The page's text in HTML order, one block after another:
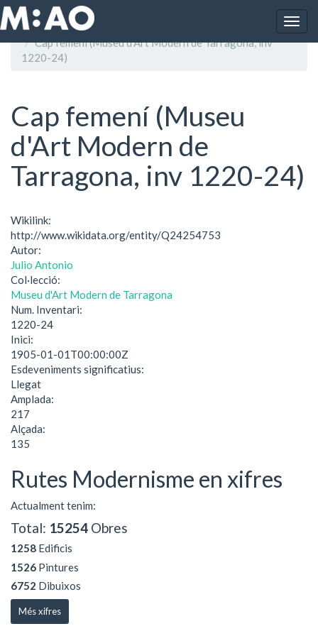
Vés al contingut
Inici
Cap femení (Museu d'Art Modern de Tarragona, inv
1220-24)
Cap femení (Museu
d'Art Modern de
Tarragona, inv 1220-24)
Wikilink:
http://www.wikidata.org/entity/Q24254753
Autor:
Julio Antonio
Col·lecció:
Museu d'Art Modern de Tarragona
Num. Inventari:
1220-24
Inici:
1905-01-01T00:00:00Z
Esdeveniments significatius:
Llegat
Amplada:
217
Alçada:
135
Rutes Modernisme en xifres
Actualment tenim:
Total: 15254 Obres
1258 Edificis
1526 Pintures
6752 Dibuixos
Més xifres